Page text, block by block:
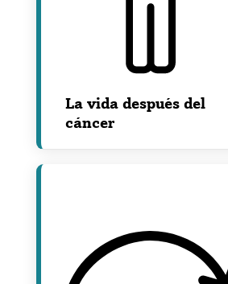
La vida después del
cáncer